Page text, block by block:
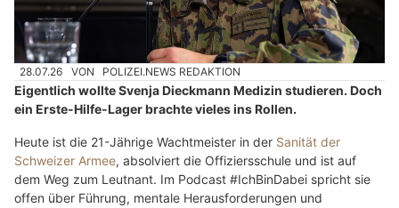
28.07.26 VON POLIZEI.NEWS REDAKTION
Eigentlich wollte Svenja Dieckmann Medizin studieren. Doch
ein Erste-Hilfe-Lager brachte vieles ins Rollen.
Heute ist die 21-Jährige Wachtmeister in der Sanität der
Schweizer Armee, absolviert die Offiziersschule und ist auf
dem Weg zum Leutnant. Im Podcast #IchBinDabei spricht sie
offen über Führung, mentale Herausforderungen und